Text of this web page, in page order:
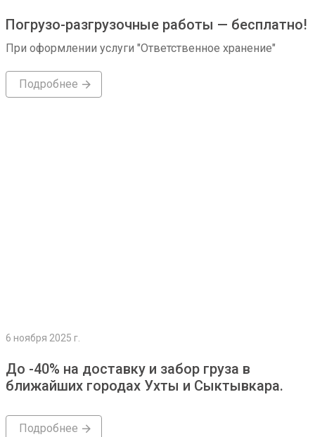
Погрузо-разгрузочные работы — бесплатно!
При оформлении услуги "Ответственное хранение"
Подробнее
6 ноября 2025 г.
До -40% на доставку и забор груза в
ближайших городах Ухты и Сыктывкара.
Подробнее